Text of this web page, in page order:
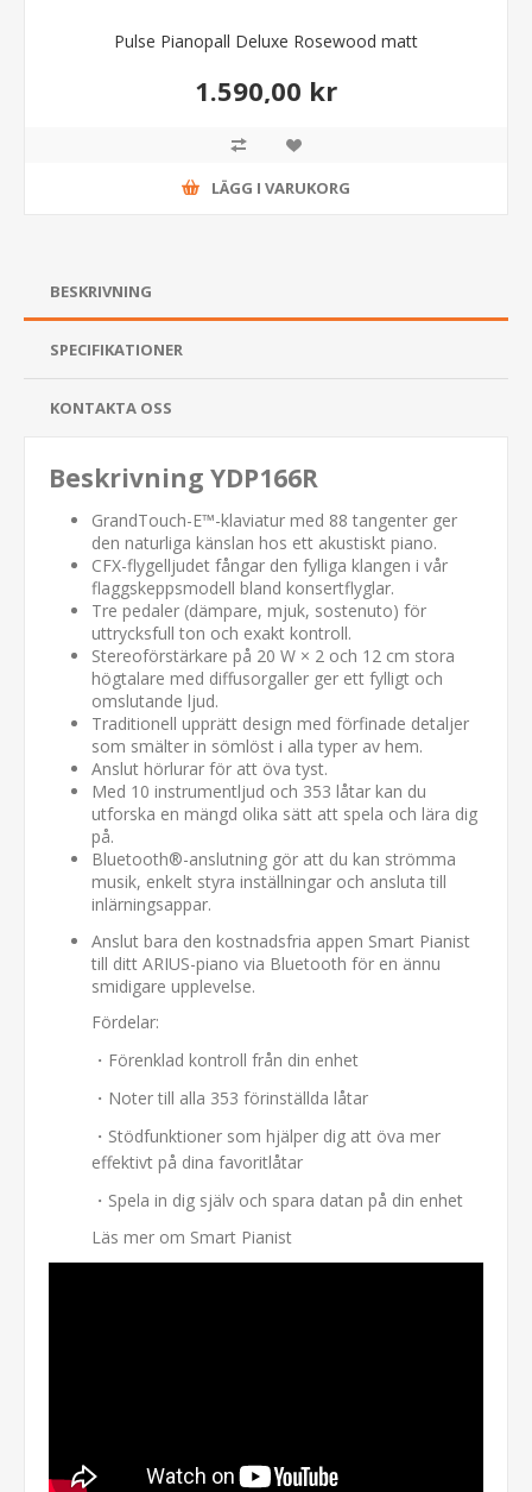
Pulse Pianopall Deluxe Rosewood matt
1.590,00 kr
LÄGG I VARUKORG
BESKRIVNING
SPECIFIKATIONER
KONTAKTA OSS
Beskrivning YDP166R
GrandTouch-E™-klaviatur med 88 tangenter ger
den naturliga känslan hos ett akustiskt piano.
CFX-flygelljudet fångar den fylliga klangen i vår
flaggskeppsmodell bland konsertflyglar.
Tre pedaler (dämpare, mjuk, sostenuto) för
uttrycksfull ton och exakt kontroll.
Stereoförstärkare på 20 W × 2 och 12 cm stora
högtalare med diffusorgaller ger ett fylligt och
omslutande ljud.
Traditionell upprätt design med förfinade detaljer
som smälter in sömlöst i alla typer av hem.
Anslut hörlurar för att öva tyst.
Med 10 instrumentljud och 353 låtar kan du
utforska en mängd olika sätt att spela och lära dig
på.
Bluetooth®-anslutning gör att du kan strömma
musik, enkelt styra inställningar och ansluta till
inlärningsappar.
Anslut bara den kostnadsfria appen Smart Pianist
till ditt ARIUS-piano via Bluetooth för en ännu
smidigare upplevelse.
Fördelar:
・Förenklad kontroll från din enhet
・Noter till alla 353 förinställda låtar
・Stödfunktioner som hjälper dig att öva mer
effektivt på dina favoritlåtar
・Spela in dig själv och spara datan på din enhet
Läs mer om Smart Pianist